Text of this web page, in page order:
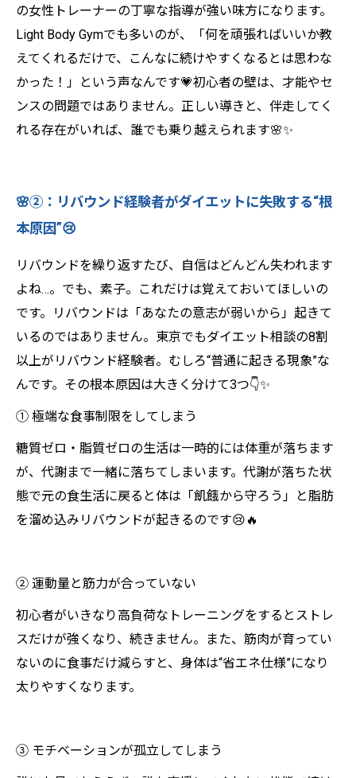
の女性トレーナーの丁寧な指導が強い味方になります。
Light Body Gymでも多いのが、「何を頑張ればいいか教
えてくれるだけで、こんなに続けやすくなるとは思わな
かった！」という声なんです💗初心者の壁は、才能やセ
ンスの問題ではありません。正しい導きと、伴走してく
れる存在がいれば、誰でも乗り越えられます🌸✨
🌸②：リバウンド経験者がダイエットに失敗する“根
本原因”😢
リバウンドを繰り返すたび、自信はどんどん失われます
よね…。でも、素子。これだけは覚えておいてほしいの
です。リバウンドは「あなたの意志が弱いから」起きて
いるのではありません。東京でもダイエット相談の8割
以上がリバウンド経験者。むしろ“普通に起きる現象”な
んです。その根本原因は大きく分けて3つ👇✨
① 極端な食事制限をしてしまう
糖質ゼロ・脂質ゼロの生活は一時的には体重が落ちます
が、代謝まで一緒に落ちてしまいます。代謝が落ちた状
態で元の食生活に戻ると体は「飢餓から守ろう」と脂肪
を溜め込みリバウンドが起きるのです😢🔥
② 運動量と筋力が合っていない
初心者がいきなり高負荷なトレーニングをするとストレ
スだけが強くなり、続きません。また、筋肉が育ってい
ないのに食事だけ減らすと、身体は“省エネ仕様”になり
太りやすくなります。
③ モチベーションが孤立してしまう